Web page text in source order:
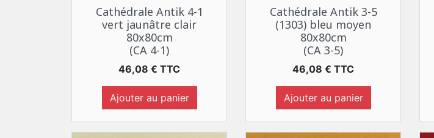
Aperçu rapide
Cathédrale Antik 4-1
vert jaunâtre clair
80x80cm
(CA 4-1)
Prix
46,08 € TTC
Ajouter au panier
Aperçu rapide
Cathédrale Antik 3-5
(1303) bleu moyen
80x80cm
(CA 3-5)
Prix
46,08 € TTC
Ajouter au panier